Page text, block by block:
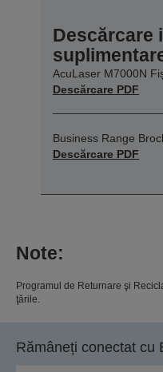
Descărcare
AcuLaser M7000N
Descărcare PDF
Business Range
Descărcare PDF
Note:
Programul de Returnare şi
ţările.
Rămâneți conectat cu